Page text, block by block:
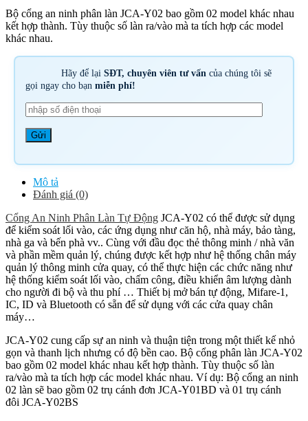
Bộ cổng an ninh phân làn JCA-Y02 bao gồm 02 model khác nhau
kết hợp thành. Tùy thuộc số làn ra/vào mà ta tích hợp các model
khác nhau.
Hãy để lạiSĐT, chuyên viên tư vấncủa chúng tôi sẽ
gọi ngay cho bạn miễn phí!
Mô tả
Đánh giá (0)
Cổng An Ninh Phân Làn Tự Động JCA-Y02 có thể được sử dụng
để kiểm soát lối vào, các ứng dụng như căn hộ, nhà máy, bảo tàng,
nhà ga và bến phà vv.. Cùng với đầu đọc thẻ thông minh / nhà văn
và phần mềm quản lý, chúng được kết hợp như hệ thống chân máy
quản lý thông minh cửa quay, có thể thực hiện các chức năng như
hệ thống kiểm soát lối vào, chấm công, điều khiển âm lượng dành
cho người đi bộ và thu phí … Thiết bị mở bán tự động, Mifare-1,
IC, ID và Bluetooth có sẵn để sử dụng với các cửa quay chân
máy…
JCA-Y02 cung cấp sự an ninh và thuận tiện trong một thiết kế nhỏ
gọn và thanh lịch nhưng có độ bền cao. Bộ cổng phân làn JCA-Y02
bao gồm 02 model khác nhau kết hợp thành. Tùy thuộc số làn
ra/vào mà ta tích hợp các model khác nhau. Ví dụ: Bộ cổng an ninh
02 làn sẽ bao gồm 02 trụ cánh đơn JCA-Y01BD và 01 trụ cánh
đôi JCA-Y02BS